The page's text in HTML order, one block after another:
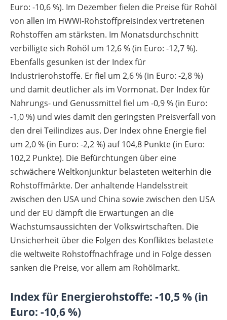
Euro: -10,6 %). Im Dezember fielen die Preise für Rohöl
von allen im HWWI-Rohstoffpreisindex vertretenen
Rohstoffen am stärksten. Im Monatsdurchschnitt
verbilligte sich Rohöl um 12,6 % (in Euro: -12,7 %).
Ebenfalls gesunken ist der Index für
Industrierohstoffe. Er fiel um 2,6 % (in Euro: -2,8 %)
und damit deutlicher als im Vormonat. Der Index für
Nahrungs- und Genussmittel fiel um -0,9 % (in Euro:
-1,0 %) und wies damit den geringsten Preisverfall von
den drei Teilindizes aus. Der Index ohne Energie fiel
um 2,0 % (in Euro: -2,2 %) auf 104,8 Punkte (in Euro:
102,2 Punkte). Die Befürchtungen über eine
schwächere Weltkonjunktur belasteten weiterhin die
Rohstoffmärkte. Der anhaltende Handelsstreit
zwischen den USA und China sowie zwischen den USA
und der EU dämpft die Erwartungen an die
Wachstumsaussichten der Volkswirtschaften. Die
Unsicherheit über die Folgen des Konfliktes belastete
die weltweite Rohstoffnachfrage und in Folge dessen
sanken die Preise, vor allem am Rohölmarkt.
Index für Energierohstoffe: -10,5 % (in
Euro: -10,6 %)